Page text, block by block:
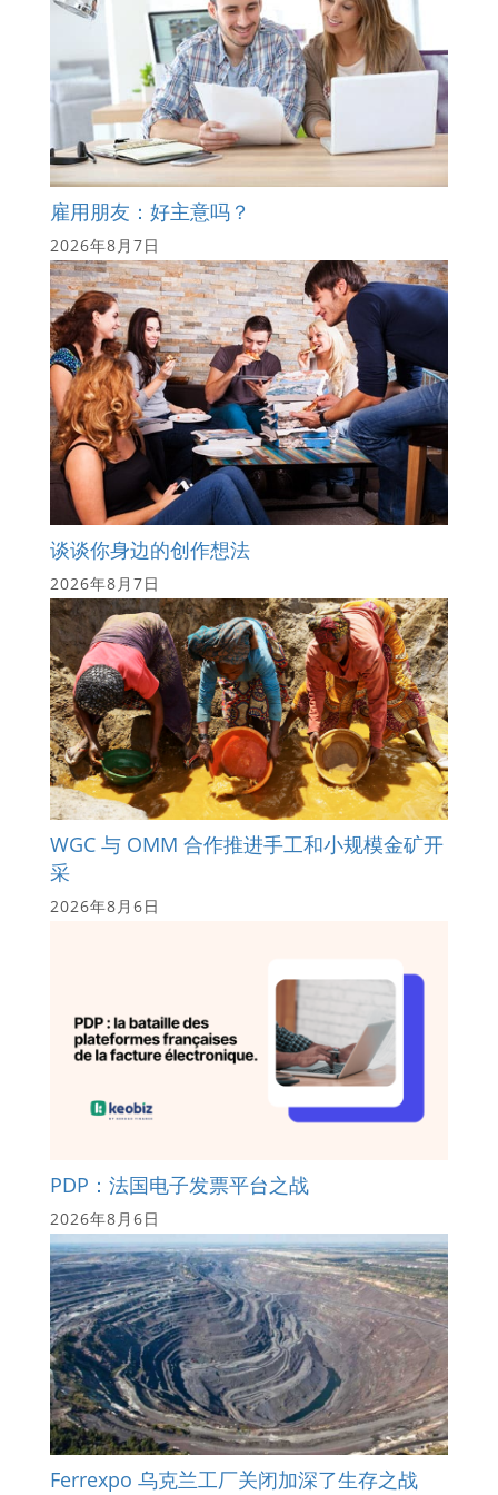
雇用朋友：好主意吗？
2026年8月7日
谈谈你身边的创作想法
2026年8月7日
WGC 与 OMM 合作推进手工和小规模金矿开
采
2026年8月6日
PDP：法国电子发票平台之战
2026年8月6日
Ferrexpo 乌克兰工厂关闭加深了生存之战